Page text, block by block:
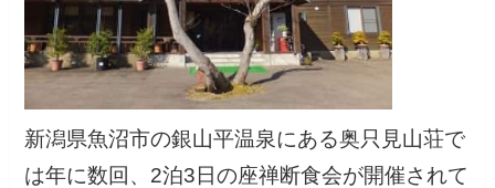
新潟県魚沼市の銀山平温泉にある奥只見山荘で
は年に数回、2泊3日の座禅断食会が開催されて